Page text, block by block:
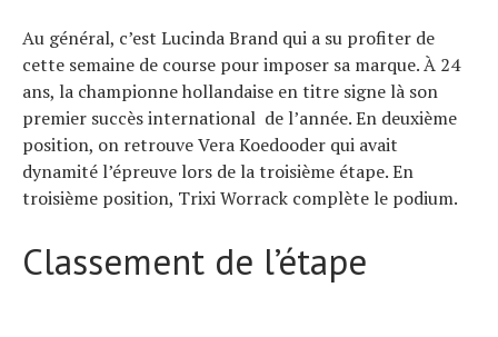
Au général, c’est Lucinda Brand qui a su profiter de
cette semaine de course pour imposer sa marque. À 24
ans, la championne hollandaise en titre signe là son
premier succès international de l’année. En deuxième
position, on retrouve Vera Koedooder qui avait
dynamité l’épreuve lors de la troisième étape. En
troisième position, Trixi Worrack complète le podium.
Classement de l’étape